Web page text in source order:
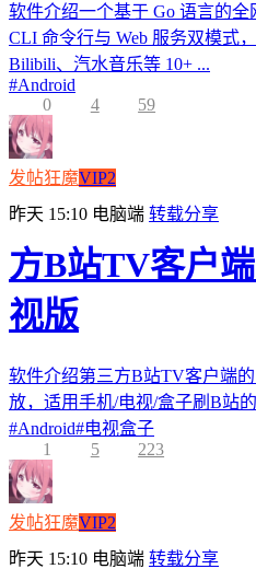
软件介绍一个基于 Go 语言的
CLI 命令行与 Web 服务双模式
Bilibili、汽水音乐等 10+ ...
#Android
0
4 59
发帖狂魔VIP2
昨天 15:10 电脑端 转载分享
方B站TV客户
视版
软件介绍第三方B站TV客户端
放，适用手机/电视/盒子刷B站
#Android#电视盒子
1
5 223
发帖狂魔VIP2
昨天 15:10 电脑端 转载分享